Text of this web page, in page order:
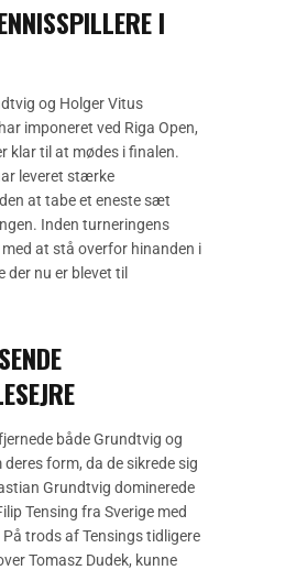
I
og Holger Vitus
imponeret ved Riga Open,
klar til at mødes i finalen.
leveret stærke
at tabe et eneste sæt
Inden turneringens
at stå overfor hinanden i
der nu er blevet til
både Grundtvig og
deres form, da de sikrede sig
Grundtvig dominerede
Tensing fra Sverige med
trods af Tensings tidligere
Tomasz Dudek, kunne